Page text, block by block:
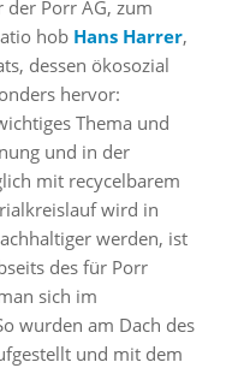
der Porr AG, zum
hob Hans Harrer,
dessen ökosozial
hervor:
Thema und
und in der
mit recycelbarem
wird in
werden, ist
des für Porr
sich im
wurden am Dach des
und mit dem